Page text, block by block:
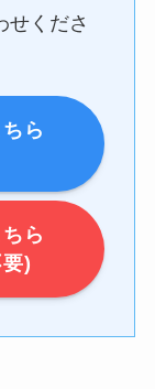
せくださ
ら
ら
)